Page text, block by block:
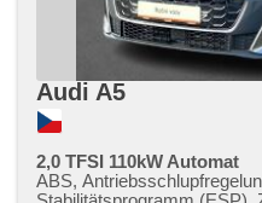
Audi A5
2,0 TFSI 110kW Automat
ABS,